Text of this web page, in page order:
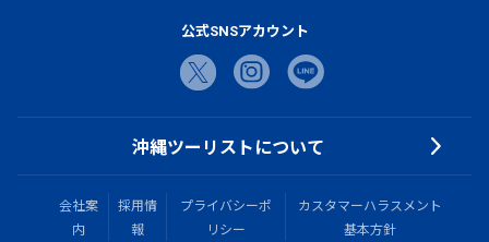
公式SNSアカウント
沖縄ツーリストについて
会社案
内
採用情
報
プライバシーポ
リシー
カスタマーハラスメント
基本方針